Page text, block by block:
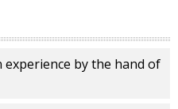
experience by the hand of